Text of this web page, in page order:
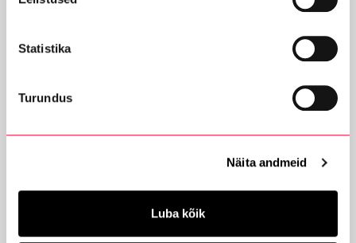
Statistika
Turundus
Näita andmeid
Luba kõik
Audi videoülevaated
Kõik mudelid
Audi Approved :plus